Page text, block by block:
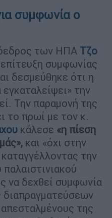
συμφωνία ο
των ΗΠΑ Τζο
συμφωνίας
δεσμεύθηκε ότι η
την
Την παραμονή της
το πρωί με τον κ.
κάλεσε «η πίεση
και «όχι στην
την
να δεχθεί συμφωνία
διαπραγματεύσεων
της